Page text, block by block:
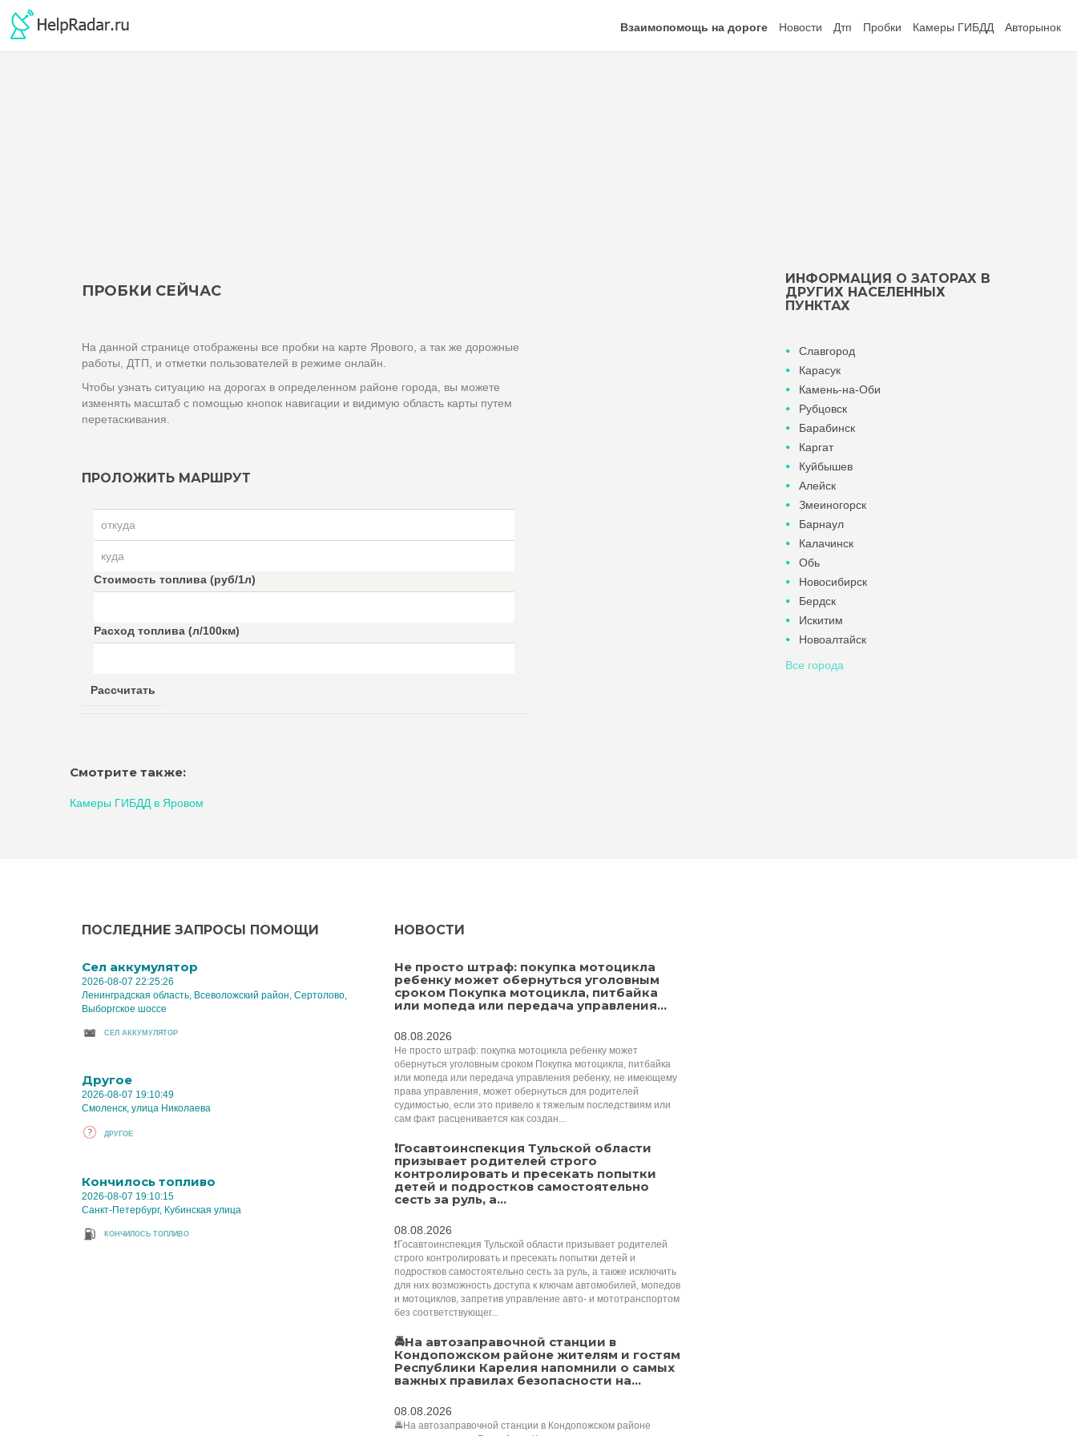
Взаимопомощь на дороге Новости Дтп Пробки Камеры ГИБДД Авторынок
ПРОБКИ СЕЙЧАС
На данной странице отображены все пробки на карте Ярового, а так же дорожные
работы, ДТП, и отметки пользователей в режиме онлайн.
Чтобы узнать ситуацию на дорогах в определенном районе города, вы можете
изменять масштаб с помощью кнопок навигации и видимую область карты путем
перетаскивания.
ПРОЛОЖИТЬ МАРШРУТ
Стоимость топлива (руб/1л)
Расход топлива (л/100км)
Рассчитать
Смотрите также:
Камеры ГИБДД в Яровом
ИНФОРМАЦИЯ О ЗАТОРАХ В
ДРУГИХ НАСЕЛЕННЫХ
ПУНКТАХ
Славгород
Карасук
Камень-на-Оби
Рубцовск
Барабинск
Каргат
Куйбышев
Алейск
Змеиногорск
Барнаул
Калачинск
Обь
Новосибирск
Бердск
Искитим
Новоалтайск
Все города
ПОСЛЕДНИЕ ЗАПРОСЫ ПОМОЩИ
Cел аккумулятор
2026-08-07 22:25:26
Ленинградская область, Всеволожский район, Сертолово,
Выборгское шоссе
CЕЛ АККУМУЛЯТОР
Другое
2026-08-07 19:10:49
Смоленск, улица Николаева
ДРУГОЕ
Кончилось топливо
2026-08-07 19:10:15
Санкт-Петербург, Кубинская улица
КОНЧИЛОСЬ ТОПЛИВО
НОВОСТИ
Не просто штраф: покупка мотоцикла
ребенку может обернуться уголовным
сроком Покупка мотоцикла, питбайка
или мопеда или передача управления...
08.08.2026
Не просто штраф: покупка мотоцикла ребенку может
обернуться уголовным сроком Покупка мотоцикла, питбайка
или мопеда или передача управления ребенку, не имеющему
права управления, может обернуться для родителей
судимостью, если это привело к тяжелым последствиям или
сам факт расценивается как создан...
❗Госавтоинспекция Тульской области
призывает родителей строго
контролировать и пресекать попытки
детей и подростков самостоятельно
сесть за руль, а...
08.08.2026
❗Госавтоинспекция Тульской области призывает родителей
строго контролировать и пресекать попытки детей и
подростков самостоятельно сесть за руль, а также исключить
для них возможность доступа к ключам автомобилей, мопедов
и мотоциклов, запретив управление авто- и мототранспортом
без соответствующег...
🚔На автозаправочной станции в
Кондопожском районе жителям и гостям
Республики Карелия напомнили о самых
важных правилах безопасности на...
08.08.2026
🚔На автозаправочной станции в Кондопожском районе